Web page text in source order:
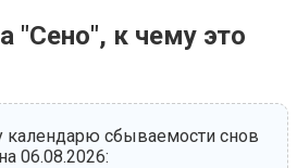
"Сено", к чему это
календарю сбываемости снов
на 06.08.2026: